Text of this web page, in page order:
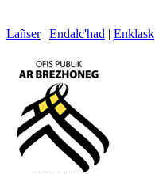
Lañser | Endalc'had | Enklask